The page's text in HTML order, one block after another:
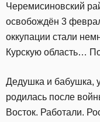
Черемисиновский
освобождён 3
оккупации стали
Курскую область…
Дедушка и бабушка,
родилась после
Восток. Работали.